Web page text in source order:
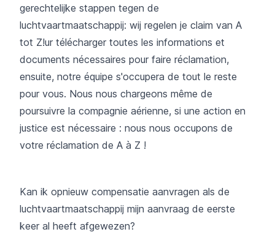
gerechtelijke stappen tegen de
luchtvaartmaatschappij: wij regelen je claim van A
tot Z!ur télécharger toutes les informations et
documents nécessaires pour faire réclamation,
ensuite, notre équipe s'occupera de tout le reste
pour vous. Nous nous chargeons même de
poursuivre la compagnie aérienne, si une action en
justice est nécessaire : nous nous occupons de
votre réclamation de A à Z !
Kan ik opnieuw compensatie aanvragen als de
luchtvaartmaatschappij mijn aanvraag de eerste
keer al heeft afgewezen?